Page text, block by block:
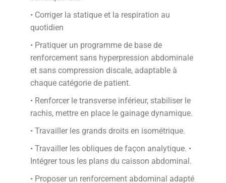
• Corriger la statique et la respiration au
quotidien
• Pratiquer un programme de base de
renforcement sans hyperpression abdominale
et sans compression discale, adaptable à
chaque catégorie de patient.
• Renforcer le transverse inférieur, stabiliser le
rachis, mettre en place le gainage dynamique.
• Travailler les grands droits en isométrique.
• Travailler les obliques de façon analytique. •
Intégrer tous les plans du caisson abdominal.
• Proposer un renforcement abdominal adapté